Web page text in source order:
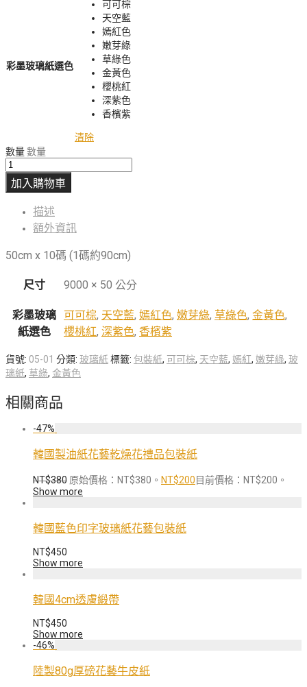
彩墨玻璃紙選色
可可棕
天空藍
嫣紅色
嫩芽綠
草綠色
金黃色
櫻桃紅
深紫色
香檳紫
清除
數量數量
加入購物車
描述
額外資訊
50cm x 10碼 (1碼約90cm)
尺寸 9000 × 50 公分
彩墨玻璃
紙選色
可可棕, 天空藍, 嫣紅色, 嫩芽綠, 草綠色, 金黃色,
櫻桃紅, 深紫色, 香檳紫
貨號: 05-01 分類: 玻璃紙標籤: 包裝紙, 可可棕, 天空藍, 嫣紅, 嫩芽綠, 玻
璃紙, 草綠, 金黃色
相關商品
-47%
韓國製油紙花藝乾燥花禮品包裝紙
NT$380 原始價格：NT$380。 NT$200 目前價格：NT$200。
Show more
韓國藍色印字玻璃紙花藝包裝紙
NT$450
Show more
韓國4cm透膚緞帶
NT$450
Show more
-46%
陸製80g厚磅花藝牛皮紙